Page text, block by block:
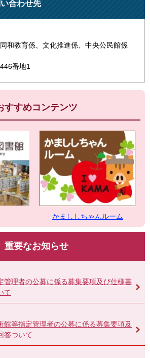
合わせ先
和教育係、文化推進係、中央公民館係
446番地1
すすめコンテンツ
かまししちゃんルーム
重要なお知らせ
管理者の公募に係る募集要項及び仕様書
て
館等指定管理者の公募に係る募集要項及
答ついて